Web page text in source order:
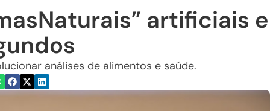
artificiais e
análises de alimentos e saúde.